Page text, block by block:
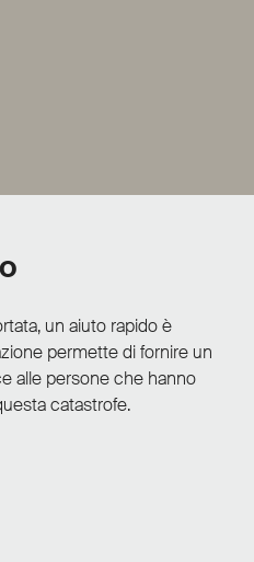
un aiuto rapido è
permette di fornire un
alle persone che hanno
catastrofe.